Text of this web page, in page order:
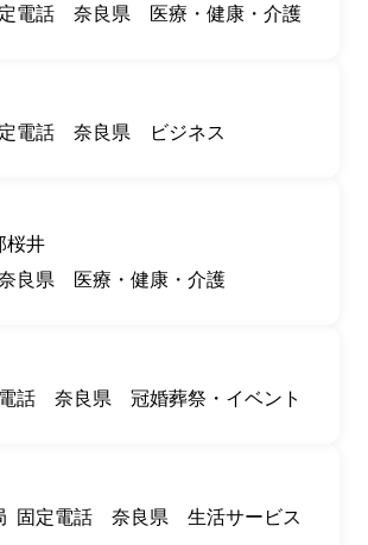
電話 奈良県 医療・健康・介護
電話 奈良県 ビジネス
桜井
良県 医療・健康・介護
話 奈良県 冠婚葬祭・イベント
固定電話 奈良県 生活サービス